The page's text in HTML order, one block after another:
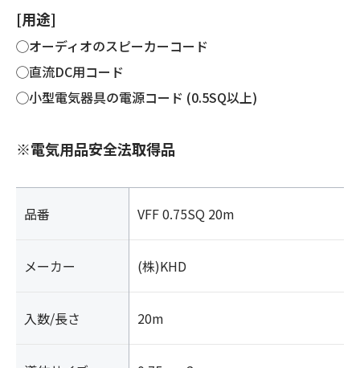
[用途]
◯オーディオのスピーカーコード
◯直流DC用コード
◯小型電気器具の電源コード (0.5SQ以上)
※電気用品安全法取得品
品番 VFF 0.75SQ 20m
メーカー (株)KHD
入数/長さ 20m